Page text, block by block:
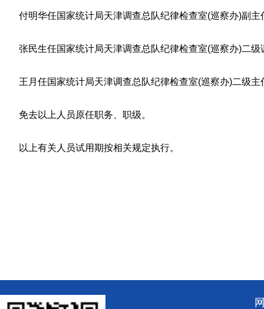
付明华任国家统计局天津调查总队纪律检查室(巡察办)副主
张民生任国家统计局天津调查总队纪律检查室(巡察办)二级
王月任国家统计局天津调查总队纪律检查室(巡察办)二级主
免去以上人员原任职务、职级。
以上有关人员试用期按相关规定执行。